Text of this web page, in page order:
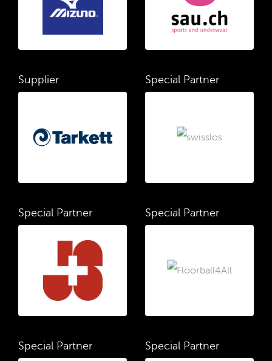
Supplier Special Partner
Special Partner Special Partner
Special Partner Special Partner